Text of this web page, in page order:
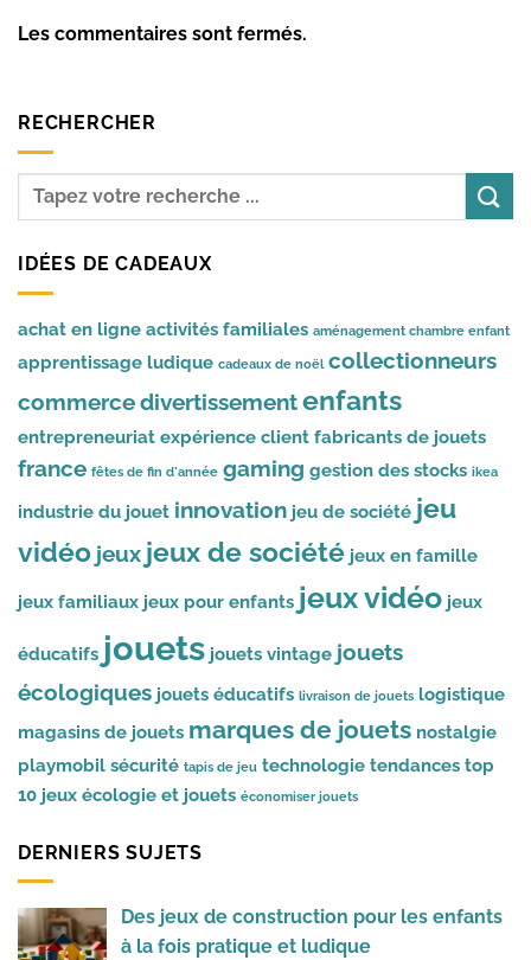
Les commentaires sont fermés.
RECHERCHER
IDÉES DE CADEAUX
achat en ligne activités familiales aménagement chambre enfant
apprentissage ludique cadeaux de noël collectionneurs
commercedivertissementenfants
entrepreneuriat expérience client fabricants de jouets
france fêtes de fin d'année gaming gestion des stocks ikea
industrie du jouet innovation jeu de société jeu
vidéo jeux jeux de société jeux en famille
jeux familiaux jeux pour enfants jeux vidéo jeux
éducatifs jouets jouets vintage jouets
écologiques jouets éducatifs livraison de jouets logistique
magasins de jouets marques de jouets nostalgie
playmobil sécurité tapis de jeu technologie tendances top
10 jeux écologie et jouets économiser jouets
DERNIERS SUJETS
Des jeux de construction pour les enfants
à la fois pratique et ludique